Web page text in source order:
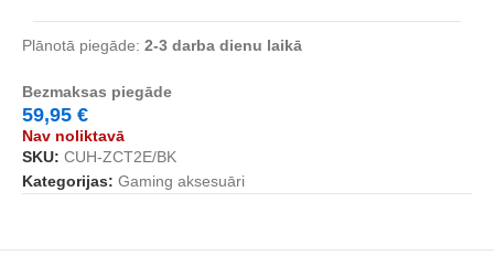
Plānotā piegāde: 2-3 darba dienu laikā
Bezmaksas piegāde
59,95 €
Nav noliktavā
SKU: CUH-ZCT2E/BK
Kategorijas: Gaming aksesuāri